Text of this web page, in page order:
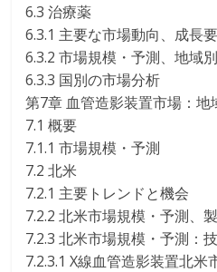
6.3 治療薬
6.3.1 主要な市場動向、成長
6.3.2 市場規模・予測、地域別
6.3.3 国別の市場分析
第7章 血管造影装置市場：地
7.1 概要
7.1.1 市場規模・予測
7.2 北米
7.2.1 主要トレンドと機会
7.2.2 北米市場規模・予測、
7.2.3 北米市場規模・予測：
7.2.3.1 X線血管造影装置北米